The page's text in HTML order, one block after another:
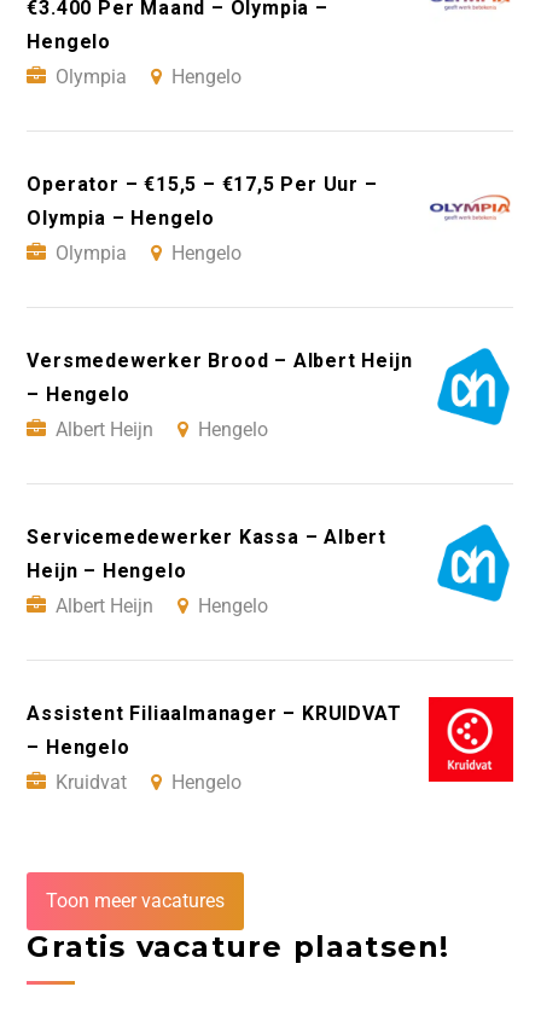
€3.400 Per Maand – Olympia –
Hengelo
Olympia
Hengelo
Operator – €15,5 – €17,5 Per Uur –
Olympia – Hengelo
Olympia
Hengelo
Versmedewerker Brood – Albert Heijn
– Hengelo
Albert Heijn
Hengelo
Servicemedewerker Kassa – Albert
Heijn – Hengelo
Albert Heijn
Hengelo
Assistent Filiaalmanager – KRUIDVAT
– Hengelo
Kruidvat
Hengelo
Toon meer vacatures
Gratis vacature plaatsen!